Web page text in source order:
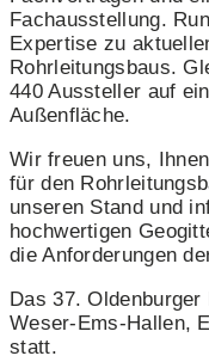
Fachausstellung.
Expertise zu
Rohrleitungsbaus.
440 Aussteller auf
Außenfläche.
Wir freuen uns,
für den
unseren Stand und
hochwertigen
die Anforderungen
Das 37.
Weser-Ems-Hallen,
statt.